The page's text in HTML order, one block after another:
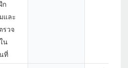
ก
และ
รวจ
น
ที่